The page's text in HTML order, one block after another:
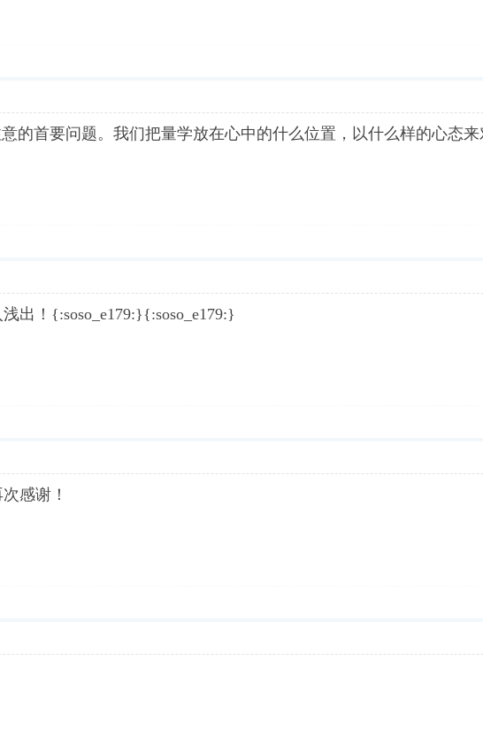
的首要问题。我们把量学放在心中的什么位置，以什么样的心态
出！{:soso_e179:}{:soso_e179:}
感谢！